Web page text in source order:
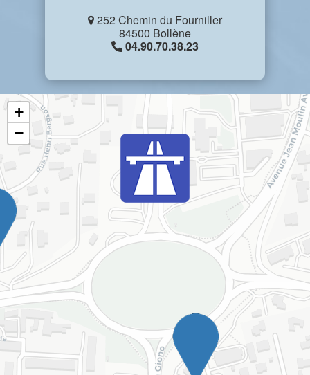
252 Chemin du Fourniller
84500 Bollène
04.90.70.38.23
+
−